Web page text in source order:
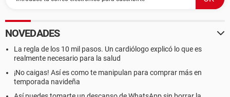
NOVEDADES
La regla de los 10 mil pasos. Un cardiólogo explicó lo que es
realmente necesario para la salud
¡No caigas! Así es como te manipulan para comprar más en
temporada navideña